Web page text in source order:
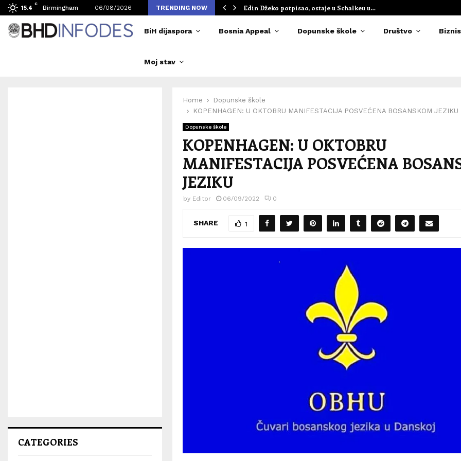
15.4
C
Birmingham 06/08/2026 TRENDING NOW
broj posjetilaca tokom Merlinovih koncerata Edin Džeko potpisao, ostaje u Schalkeu u…
BiH dijaspora Bosnia Appeal Dopunske škole Društvo Biznis
Moj stav
Home
Dopunske škole
KOPENHAGEN: U OKTOBRU MANIFESTACIJA POSVEĆENA BOSANSKOM JEZIKU
Dopunske škole
KOPENHAGEN: U OKTOBRU
MANIFESTACIJA POSVEĆENA
JEZIKU
by Editor 06/09/2022 0
SHARE 1
CATEGORIES